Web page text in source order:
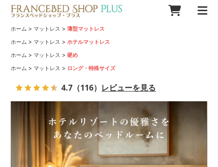
ホーム > マットレス >薄型マットレス
ホーム > マットレス > ホテルマットレス
ホーム > マットレス >硬め
ホーム > マットレス > ロング・特殊サイズ
4.7 （116） レビューを見る